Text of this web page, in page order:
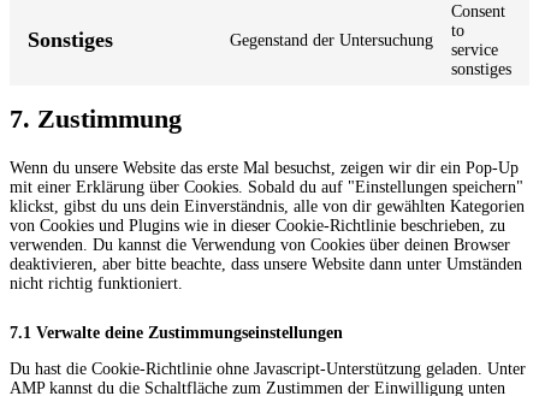
Sonstiges Gegenstand der Untersuchung
Consent
to
service
sonstiges
7. Zustimmung
Wenn du unsere Website das erste Mal besuchst, zeigen wir dir ein Pop-Up
mit einer Erklärung über Cookies. Sobald du auf "Einstellungen speichern"
klickst, gibst du uns dein Einverständnis, alle von dir gewählten Kategorien
von Cookies und Plugins wie in dieser Cookie-Richtlinie beschrieben, zu
verwenden. Du kannst die Verwendung von Cookies über deinen Browser
deaktivieren, aber bitte beachte, dass unsere Website dann unter Umständen
nicht richtig funktioniert.
7.1 Verwalte deine Zustimmungseinstellungen
Du hast die Cookie-Richtlinie ohne Javascript-Unterstützung geladen. Unter
AMP kannst du die Schaltfläche zum Zustimmen der Einwilligung unten